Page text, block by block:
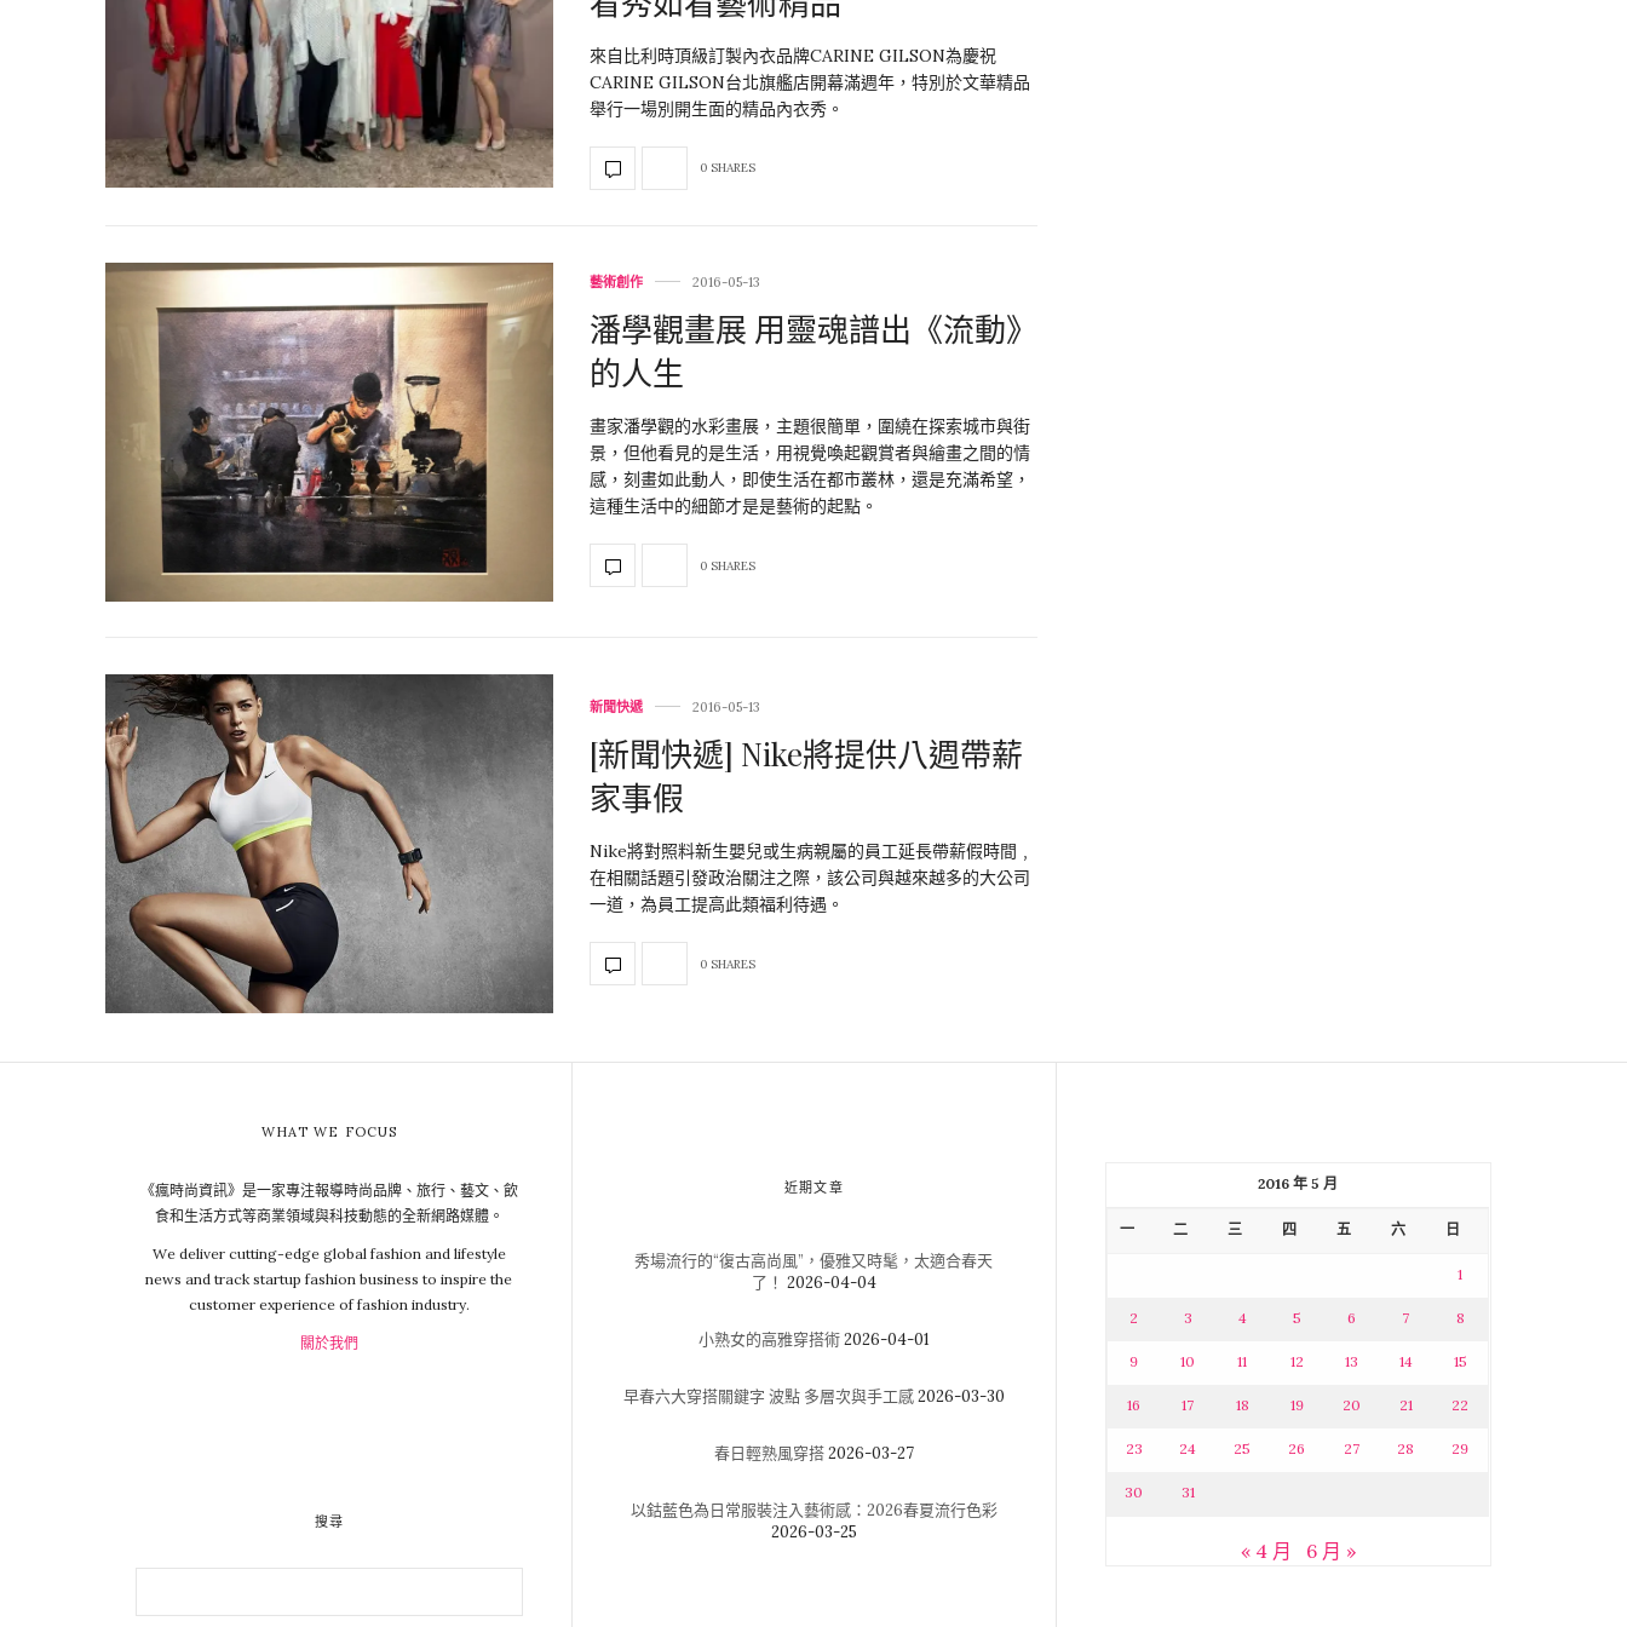
來自比利時頂級訂製內衣品牌CARINE GILSON為慶祝
CARINE GILSON台北旗艦店開幕滿週年，特別於文華精品
舉行一場別開生面的精品內衣秀。
0 SHARES
藝術創作 2016-05-13
潘學觀畫展 用靈魂譜出《流動》
的人生
畫家潘學觀的水彩畫展，主題很簡單，圍繞在探索城市與街
景，但他看見的是生活，用視覺喚起觀賞者與繪畫之間的情
感，刻畫如此動人，即使生活在都市叢林，還是充滿希望，
這種生活中的細節才是是藝術的起點。
0 SHARES
新聞快遞 2016-05-13
[新聞快遞] Nike將提供八週帶薪
家事假
Nike將對照料新生嬰兒或生病親屬的員工延長帶薪假時間﹐
在相關話題引發政治關注之際，該公司與越來越多的大公司
一道，為員工提高此類福利待遇。
0 SHARES
WHAT WE FOCUS
《瘋時尚資訊》是一家專注報導時尚品牌、旅行、藝文、飲
食和生活方式等商業領域與科技動態的全新網路媒體。
We deliver cutting-edge global fashion and lifestyle
news and track startup fashion business to inspire the
customer experience of fashion industry.
關於我們
搜尋
近期文章
秀場流行的“復古高尚風”，優雅又時髦，太適合春天
了！ 2026-04-04
小熟女的高雅穿搭術2026-04-01
早春六大穿搭關鍵字 波點 多層次與手工感2026-03-30
春日輕熟風穿搭2026-03-27
以鈷藍色為日常服裝注入藝術感：2026春夏流行色彩
2026-03-25
2016 年 5 月
一 二 三 四 五 六 日
1
2 3 4 5 6 7 8
9 10 11 12 13 14 15
16 17 18 19 20 21 22
23 24 25 26 27 28 29
30 31
« 4 月 6 月 »